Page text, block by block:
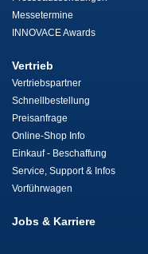
Messetermine
INNOVACE Awards
Vertrieb
Vertriebspartner
Schnellbestellung
Preisanfrage
Online-Shop Info
Einkauf - Beschaffung
Service, Support & Infos
Vorführwagen
Jobs & Karriere